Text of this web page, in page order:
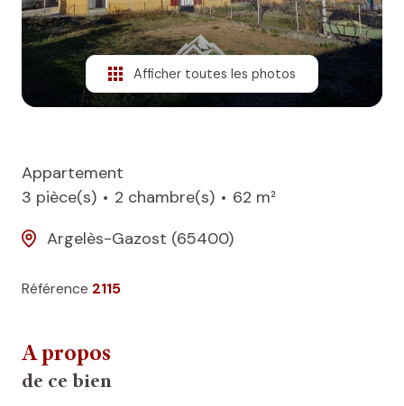
E-MAIL
Afficher toutes les photos
Appartement
3 pièce(s)
2 chambre(s)
62 m²
Argelès-Gazost (65400)
Référence 2115
A propos
de ce bien